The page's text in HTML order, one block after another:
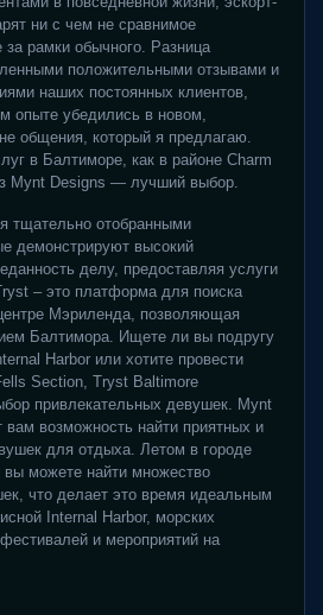
ни с чем не сравнимое
рамки обычного. Разница
положительными отзывами и
наших постоянных клиентов,
опыте убедились в новом,
общения, который я предлагаю.
в Балтиморе, как в районе Charm
Mynt Designs — лучший выбор.
тщательно отобранными
демонстрируют высокий
делу, предоставляя услуги
– это платформа для поиска
Мэриленда, позволяющая
Балтимора. Ищете ли вы подругу
Harbor или хотите провести
Section, Tryst Baltimore
привлекательных девушек. Mynt
вам возможность найти приятных и
для отдыха. Летом в городе
вы можете найти множество
что делает это время идеальным
Internal Harbor, морских
и мероприятий на